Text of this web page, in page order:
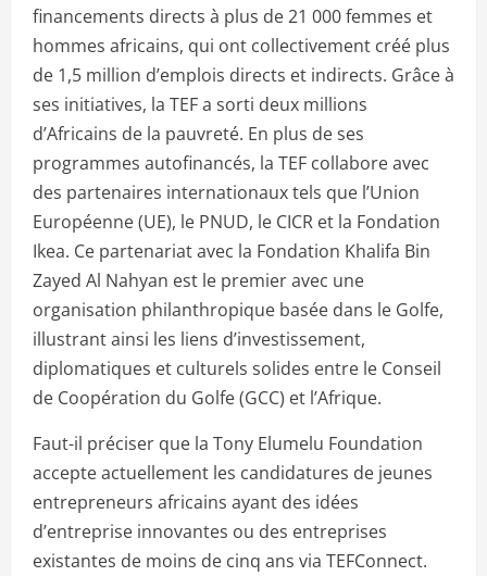
financements directs à plus de 21 000 femmes et
hommes africains, qui ont collectivement créé plus
de 1,5 million d’emplois directs et indirects. Grâce à
ses initiatives, la TEF a sorti deux millions
d’Africains de la pauvreté. En plus de ses
programmes autofinancés, la TEF collabore avec
des partenaires internationaux tels que l’Union
Européenne (UE), le PNUD, le CICR et la Fondation
Ikea. Ce partenariat avec la Fondation Khalifa Bin
Zayed Al Nahyan est le premier avec une
organisation philanthropique basée dans le Golfe,
illustrant ainsi les liens d’investissement,
diplomatiques et culturels solides entre le Conseil
de Coopération du Golfe (GCC) et l’Afrique.
Faut-il préciser que la Tony Elumelu Foundation
accepte actuellement les candidatures de jeunes
entrepreneurs africains ayant des idées
d’entreprise innovantes ou des entreprises
existantes de moins de cinq ans via TEFConnect.